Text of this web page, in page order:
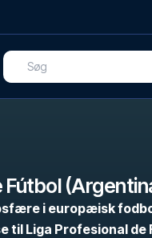
Fútbol
i europæisk
til Liga Profesional de